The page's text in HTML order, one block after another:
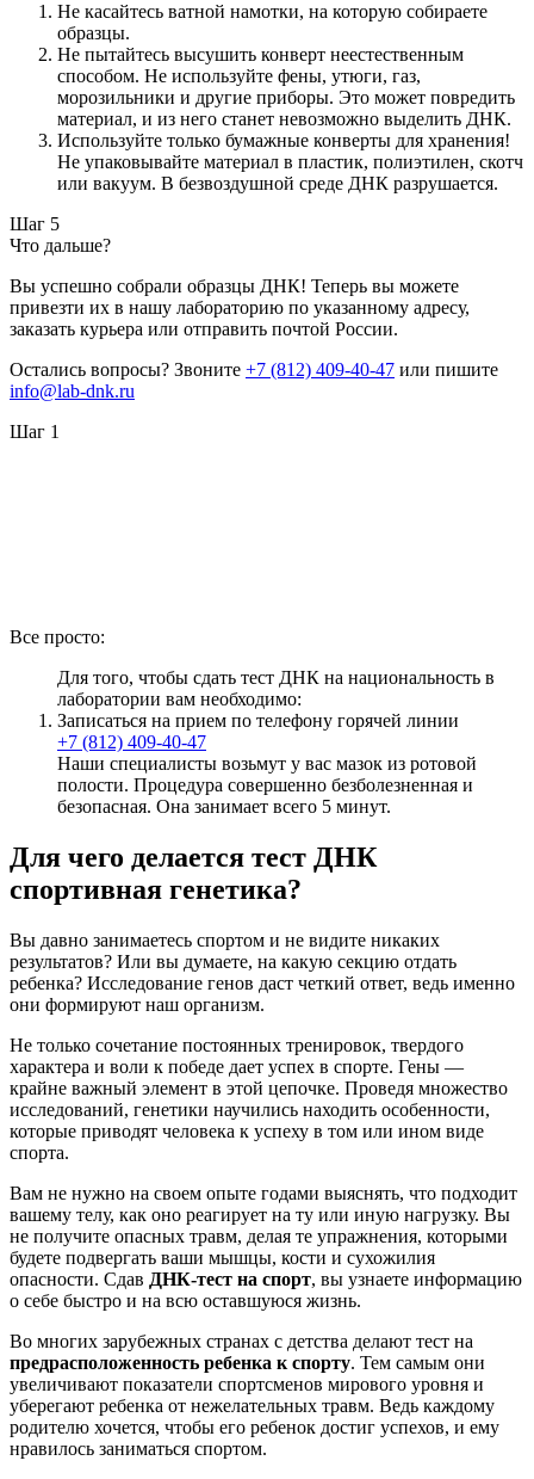
Не касайтесь ватной намотки, на которую собираете
образцы.
Не пытайтесь высушить конверт неестественным
способом. Не используйте фены, утюги, газ,
морозильники и другие приборы. Это может повредить
материал, и из него станет невозможно выделить ДНК.
Используйте только бумажные конверты для хранения!
Не упаковывайте материал в пластик, полиэтилен, скотч
или вакуум. В безвоздушной среде ДНК разрушается.
Шаг 5
Что дальше?
Вы успешно собрали образцы ДНК! Теперь вы можете
привезти их в нашу лабораторию по указанному адресу,
заказать курьера или отправить почтой России.
Остались вопросы? Звоните +7 (812) 409-40-47 или пишите
info@lab-dnk.ru
Шаг 1
Все просто:
Для того, чтобы сдать тест ДНК на национальность в
лаборатории вам необходимо:
Записаться на прием по телефону горячей линии
+7 (812) 409-40-47
Наши специалисты возьмут у вас мазок из ротовой
полости. Процедура совершенно безболезненная и
безопасная. Она занимает всего 5 минут.
Для чего делается тест ДНК
спортивная генетика?
Вы давно занимаетесь спортом и не видите никаких
результатов? Или вы думаете, на какую секцию отдать
ребенка? Исследование генов даст четкий ответ, ведь именно
они формируют наш организм.
Не только сочетание постоянных тренировок, твердого
характера и воли к победе дает успех в спорте. Гены —
крайне важный элемент в этой цепочке. Проведя множество
исследований, генетики научились находить особенности,
которые приводят человека к успеху в том или ином виде
спорта.
Вам не нужно на своем опыте годами выяснять, что подходит
вашему телу, как оно реагирует на ту или иную нагрузку. Вы
не получите опасных травм, делая те упражнения, которыми
будете подвергать ваши мышцы, кости и сухожилия
опасности. Сдав ДНК-тест на спорт, вы узнаете информацию
о себе быстро и на всю оставшуюся жизнь.
Во многих зарубежных странах с детства делают тест на
предрасположенность ребенка к спорту. Тем самым они
увеличивают показатели спортсменов мирового уровня и
уберегают ребенка от нежелательных травм. Ведь каждому
родителю хочется, чтобы его ребенок достиг успехов, и ему
нравилось заниматься спортом.